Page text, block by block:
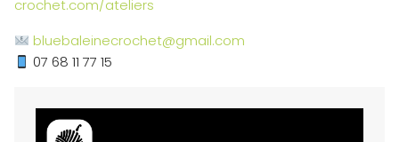
crochet.com/ateliers
bluebaleinecrochet@gmail.com
07 68 11 77 15